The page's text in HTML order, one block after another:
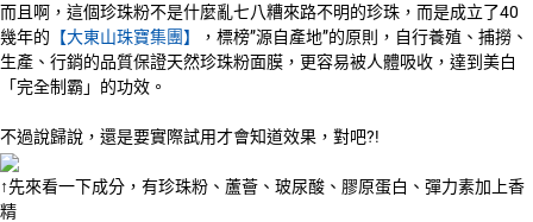
而且啊，這個珍珠粉不是什麼亂七八糟來路不明的珍珠，而是成立了40
幾年的 【大東山珠寶集團】
，標榜”源自產地”的原則，自行養殖、捕撈、
生產、行銷的品質保證天然珍珠粉面膜，更容易被人體吸收，達到美白
「完全制霸」的功效。
不過說歸說，還是要實際試用才會知道效果，對吧?!
↑先來看一下成分，有珍珠粉、蘆薈、玻尿酸、膠原蛋白、彈力素加上香
精